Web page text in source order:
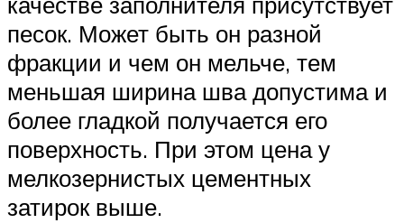
песок. Может быть он разной
фракции и чем он мельче, тем
меньшая ширина шва допустима и
более гладкой получается его
поверхность. При этом цена у
мелкозернистых цементных
затирок выше.